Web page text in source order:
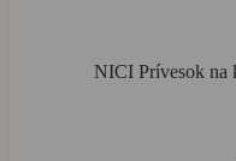
NICI Prívesok na